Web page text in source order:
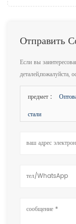
Отправить
Если вы
деталей,пожалуйста,
только мы можем.
предмет :
стали